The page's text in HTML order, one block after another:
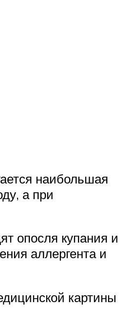
наибольшая
а при
опосля купания и
аллергента и
картины